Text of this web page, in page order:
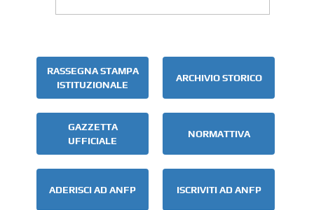
RASSEGNA STAMPA
ISTITUZIONALE
ARCHIVIO STORICO
GAZZETTA
UFFICIALE
NORMATTIVA
ADERISCI AD ANFP ISCRIVITI AD ANFP